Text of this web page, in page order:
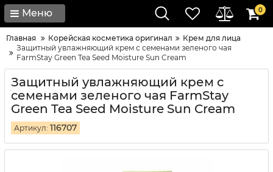
Меню 0
Главная Корейская косметика оригинал
Крем для лица
Защитный увлажняющий крем с семенами зеленого чая
FarmStay Green Tea Seed Moisture Sun Cream
Защитный увлажняющий крем с
семенами зеленого чая FarmStay
Green Tea Seed Moisture Sun Cream
Артикул: 116707